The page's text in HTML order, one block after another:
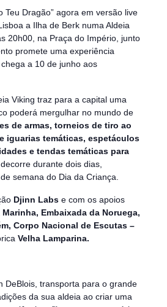
Dragão” agora em versão live
a Ilha de Berk numa Aldeia
20h00, na Praça do Império, junto
promete uma experiência
a 10 de junho aos
Viking traz para a capital uma
poderá mergulhar no mundo de
de armas, torneios de tiro ao
iguarias temáticas, espetáculos
e tendas temáticas para
durante dois dias,
semana do Dia da Criança.
Djinn Labs e com os apoios
Embaixada da Noruega,
Corpo Nacional de Escutas –
Velha Lamparina.
DeBlois, transporta para o grande
da sua aldeia ao criar uma